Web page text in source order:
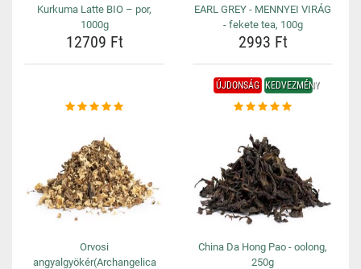
Kurkuma Latte BIO – por,
1000g
12709 Ft
EARL GREY - MENNYEI VIRÁG
- fekete tea, 100g
2993 Ft
Orvosi
angyalgyökér(Archangelica
ÚJDONSÁG KEDVEZMÉNY
China Da Hong Pao - oolong,
250g